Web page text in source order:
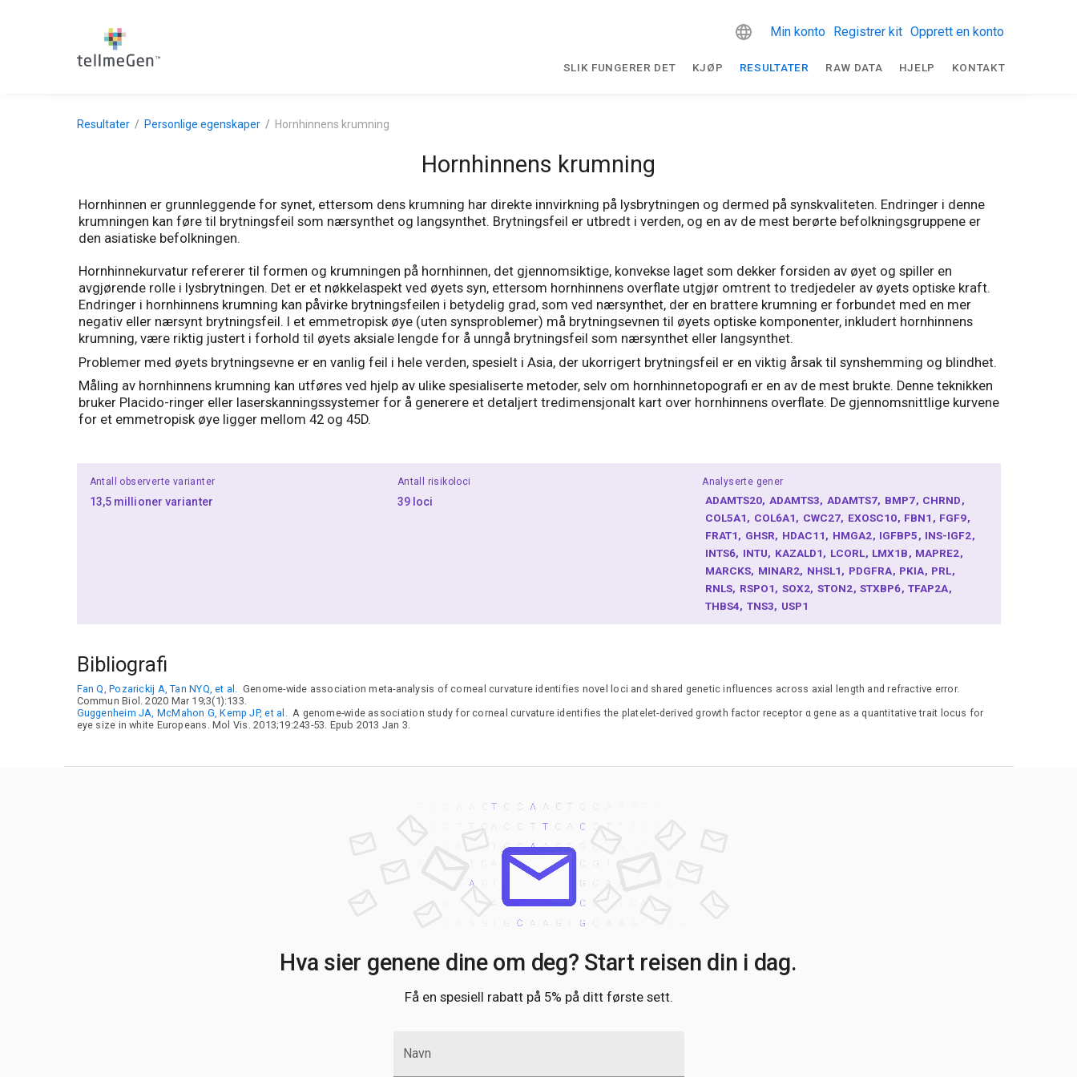
Min konto Registrer kit Opprett en konto
SLIK FUNGERER DET KJØP RESULTATER RAW DATA HJELP KONTAKT
Resultater Personlige egenskaper Hornhinnens krumning
Hornhinnens krumning
Hornhinnen er grunnleggende for synet, ettersom dens krumning har direkte innvirkning på lysbrytningen og dermed på synskvaliteten. Endringer i denne
krumningen kan føre til brytningsfeil som nærsynthet og langsynthet. Brytningsfeil er utbredt i verden, og en av de mest berørte befolkningsgruppene er
den asiatiske befolkningen.
Hornhinnekurvatur refererer til formen og krumningen på hornhinnen, det gjennomsiktige, konvekse laget som dekker forsiden av øyet og spiller en
avgjørende rolle i lysbrytningen. Det er et nøkkelaspekt ved øyets syn, ettersom hornhinnens overflate utgjør omtrent to tredjedeler av øyets optiske kraft.
Endringer i hornhinnens krumning kan påvirke brytningsfeilen i betydelig grad, som ved nærsynthet, der en brattere krumning er forbundet med en mer
negativ eller nærsynt brytningsfeil. I et emmetropisk øye (uten synsproblemer) må brytningsevnen til øyets optiske komponenter, inkludert hornhinnens
krumning, være riktig justert i forhold til øyets aksiale lengde for å unngå brytningsfeil som nærsynthet eller langsynthet.
Problemer med øyets brytningsevne er en vanlig feil i hele verden, spesielt i Asia, der ukorrigert brytningsfeil er en viktig årsak til synshemming og blindhet.
Måling av hornhinnens krumning kan utføres ved hjelp av ulike spesialiserte metoder, selv om hornhinnetopografi er en av de mest brukte. Denne teknikken
bruker Placido-ringer eller laserskanningssystemer for å generere et detaljert tredimensjonalt kart over hornhinnens overflate. De gjennomsnittlige kurvene
for et emmetropisk øye ligger mellom 42 og 45D.
Antall observerte varianter
13,5 millioner varianter
Antall risikoloci
39 loci
Analyserte gener
ADAMTS20 ADAMTS3 ADAMTS7 BMP7 CHRND
COL5A1 COL6A1 CWC27 EXOSC10 FBN1 FGF9
FRAT1 GHSR HDAC11 HMGA2 IGFBP5 INS-IGF2
INTS6 INTU KAZALD1 LCORL LMX1B MAPRE2
MARCKS MINAR2 NHSL1 PDGFRA PKIA PRL
RNLS RSPO1 SOX2 STON2 STXBP6 TFAP2A
THBS4 TNS3 USP1
Bibliografi
Fan Q, Pozarickij A, Tan NYQ, et al. Genome-wide association meta-analysis of corneal curvature identifies novel loci and shared genetic influences across axial length and refractive error.
Commun Biol. 2020 Mar 19;3(1):133.
Guggenheim JA, McMahon G, Kemp JP, et al. A genome-wide association study for corneal curvature identifies the platelet-derived growth factor receptor α gene as a quantitative trait locus for
eye size in white Europeans. Mol Vis. 2013;19:243-53. Epub 2013 Jan 3.
Hva sier genene dine om deg? Start reisen din i dag.
Få en spesiell rabatt på 5% på ditt første sett.
Navn